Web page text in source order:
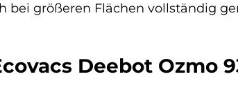
bei größeren Flächen vollständig
Deebot Ozmo